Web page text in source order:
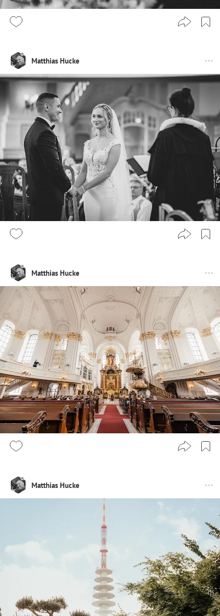
Matthias Hucke
Matthias Hucke
Matthias Hucke